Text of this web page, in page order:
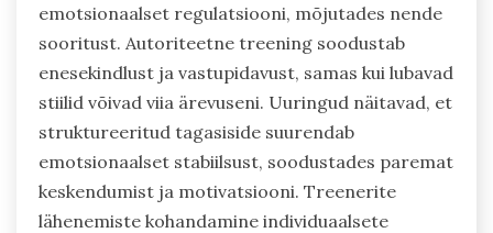
emotsionaalset regulatsiooni, mõjutades nende
sooritust. Autoriteetne treening soodustab
enesekindlust ja vastupidavust, samas kui lubavad
stiilid võivad viia ärevuseni. Uuringud näitavad, et
struktureeritud tagasiside suurendab
emotsionaalset stabiilsust, soodustades paremat
keskendumist ja motivatsiooni. Treenerite
lähenemiste kohandamine individuaalsete